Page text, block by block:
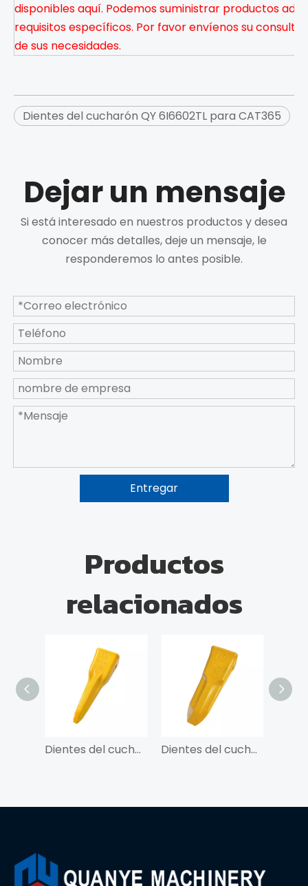
disponibles aquí. Podemos suministrar productos
requisitos específicos. Por favor envíenos su consulta
de sus necesidades.
Dientes del cucharón QY 6I6602TL para CAT365
Dejar un mensaje
Si está interesado en nuestros productos y desea
conocer más detalles, deje un mensaje, le
responderemos lo antes posible.
Entregar
Productos
relacionados
Dientes del cucharón QY 7T3402TL para CAT325 Dientes del cucharón QY 7T3402RC para CAT325